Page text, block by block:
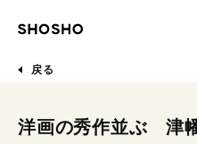
戻る
洋画の秀作並ぶ 津